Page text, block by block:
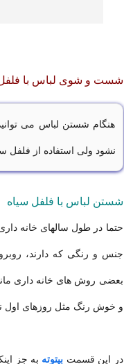
شست و شوی لباس با
هنگام شستن لباس می
نشود ولی استفاده از فلفل
شستن لباس با فلفل سیاه
حتما در طول سالهای خانه
جنس و رنگی که دارند،
بعضی روش های خانه داری
و خوش رنگ مثل روزهای اول
در این قسمت بیتوته به جز